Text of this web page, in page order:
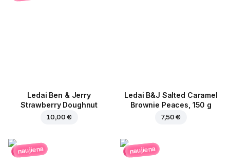
Ledai Ben & Jerry
Strawberry Doughnut
10,00 €
Ledai B&J Salted Caramel
Brownie Peaces, 150 g
7,50 €
naujiena naujiena